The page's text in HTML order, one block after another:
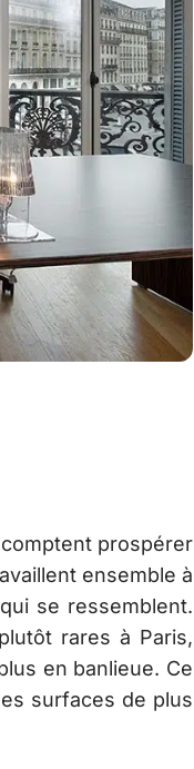
comptent prospérer
ensemble à
se ressemblent.
rares à Paris,
en banlieue. Ce
surfaces de plus